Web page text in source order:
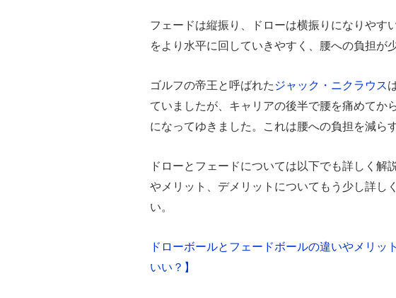
フェードは縦振り、ドローは横振りになりやす
をより水平に回していきやすく、腰への負担が
ゴルフの帝王と呼ばれた ジャック・ニクラウス
ていましたが、キャリアの後半で腰を痛めてか
になってゆきました。これは腰への負担を減ら
ドローとフェードについては以下でも詳しく解
やメリット、デメリットについてもう少し詳し
い。
ドローボールとフェードボールの違いやメリッ
いい？】